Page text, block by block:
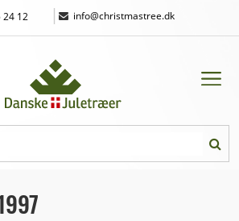
24 12 | info@christmastree.dk